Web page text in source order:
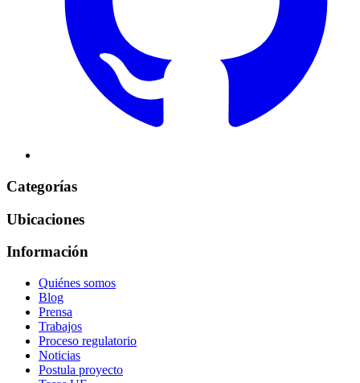
Categorías
Ubicaciones
Información
Quiénes somos
Blog
Prensa
Trabajos
Proceso regulatorio
Noticias
Postula proyecto